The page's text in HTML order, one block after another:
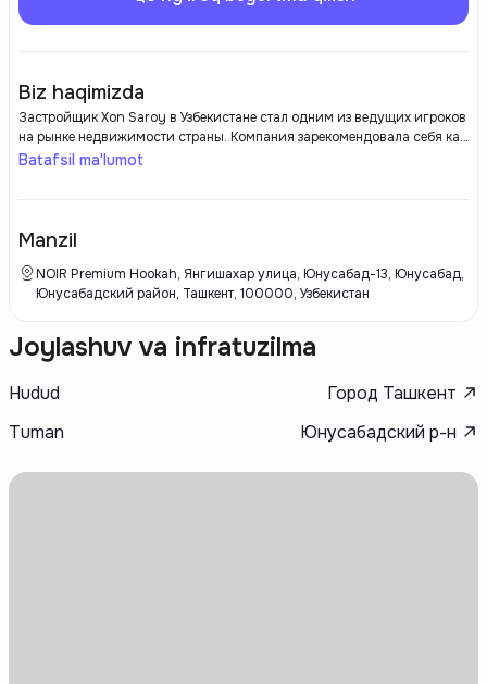
Biz haqimizda
Застройщик Xon Saroy в Узбекистане стал одним из ведущих игроков
на рынке недвижимости страны. Компания зарекомендовала себя как
надежный партнер в области жилой и коммерческой застройки,
объектов, что делает их привлекательными не только с точки зрения
Batafsil ma'lumot
Manzil
NOIR Premium Hookah, Янгишахар улица, Юнусабад-13, Юнусабад,
Юнусабадский район, Ташкент, 100000, Узбекистан
Joylashuv va infratuzilma
Hudud
Город Ташкент
Tuman
Юнусабадский р-н